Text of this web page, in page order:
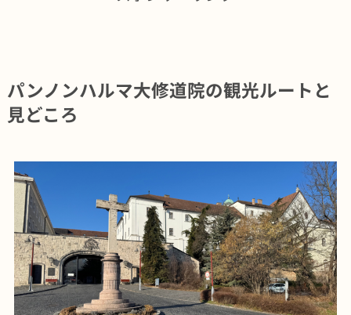
パンノンハルマ大修道院の観光ルートと
見どころ